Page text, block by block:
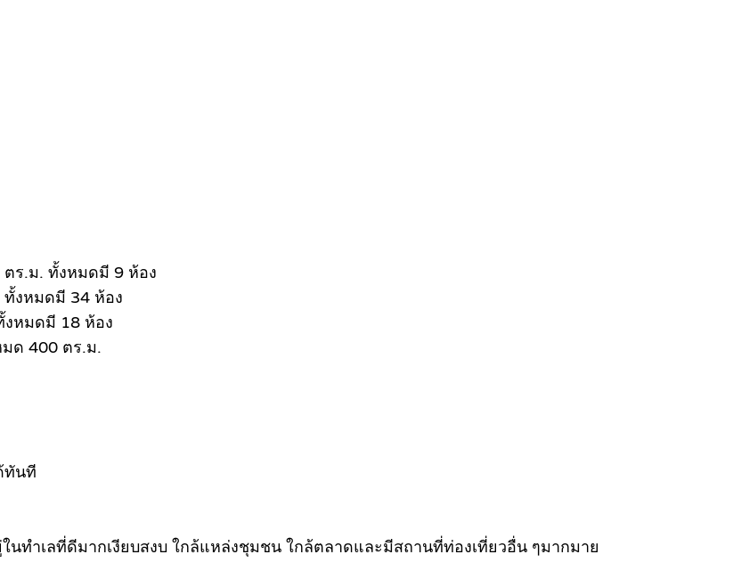
ร.ม. ทั้งหมดมี 9 ห้อง
งหมดมี 34 ห้อง
หมดมี 18 ห้อง
ด 400 ตร.ม.
ทันที
ทำเลที่ดีมากเงียบสงบ ใกล้แหล่งชุมชน ใกล้ตลาดและมีสถานที่ท่องเที่ยวอื่น ๆมากมาย